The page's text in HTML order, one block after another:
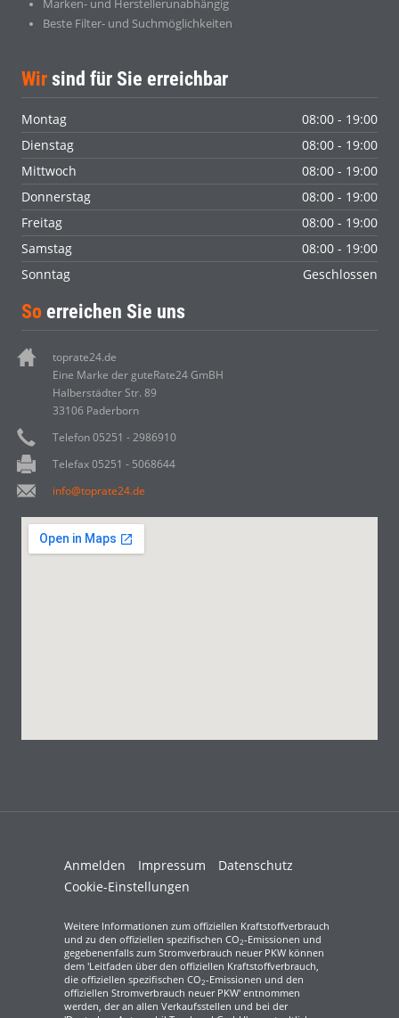
Marken- und Herstellerunabhängig
Beste Filter- und Suchmöglichkeiten
Wir sind für Sie erreichbar
Montag
08:00 - 19:00
Dienstag
08:00 - 19:00
Mittwoch
08:00 - 19:00
Donnerstag
08:00 - 19:00
Freitag
08:00 - 19:00
Samstag
08:00 - 19:00
Sonntag
Geschlossen
So erreichen Sie uns
toprate24.de
Eine Marke der guteRate24 GmBH
Halberstädter Str. 89
33106 Paderborn
Telefon 05251 - 2986910
Telefax 05251 - 5068644
info@toprate24.de
Anmelden Impressum
Datenschutz
Cookie-Einstellungen
Weitere Informationen zum offiziellen Kraftstoffverbrauch
und zu den offiziellen spezifischen CO2-Emissionen und
gegebenenfalls zum Stromverbrauch neuer PKW können
dem 'Leitfaden über den offiziellen Kraftstoffverbrauch,
die offiziellen spezifischen CO2-Emissionen und den
offiziellen Stromverbrauch neuer PKW' entnommen
werden, der an allen Verkaufsstellen und bei der